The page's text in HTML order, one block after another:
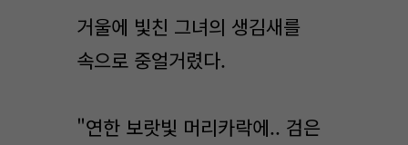
거울에 빛친 그녀의 생김새를
속으로 중얼거렸다.
"연한 보랏빛 머리카락에.. 검은